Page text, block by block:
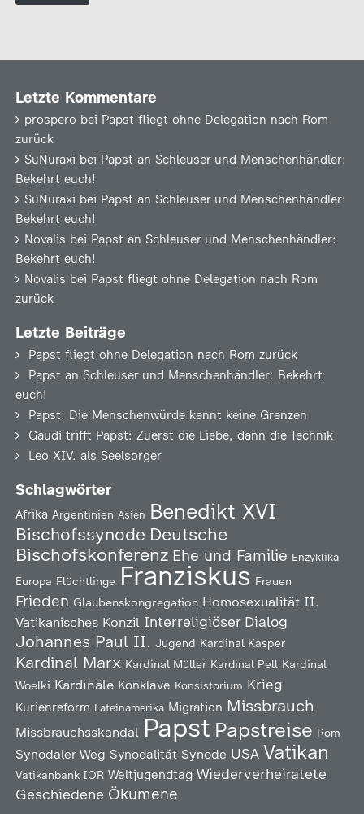
Letzte Kommentare
prospero bei Papst fliegt ohne Delegation nach Rom
zurück
SuNuraxi bei Papst an Schleuser und Menschenhändler:
Bekehrt euch!
SuNuraxi bei Papst an Schleuser und Menschenhändler:
Bekehrt euch!
Novalis bei Papst an Schleuser und Menschenhändler:
Bekehrt euch!
Novalis bei Papst fliegt ohne Delegation nach Rom
zurück
Letzte Beiträge
Papst fliegt ohne Delegation nach Rom zurück
Papst an Schleuser und Menschenhändler: Bekehrt
euch!
Papst: Die Menschenwürde kennt keine Grenzen
Gaudí trifft Papst: Zuerst die Liebe, dann die Technik
Leo XIV. als Seelsorger
Schlagwörter
Afrika Argentinien Asien Benedikt XVI
Bischofssynode Deutsche
Bischofskonferenz Ehe und Familie Enzyklika
Europa Flüchtlinge Franziskus Frauen
Frieden Glaubenskongregation Homosexualität II.
Vatikanisches Konzil Interreligiöser Dialog
Johannes Paul II. Jugend Kardinal Kasper
Kardinal Marx Kardinal Müller Kardinal Pell Kardinal
Woelki Kardinäle Konklave Konsistorium Krieg
Kurienreform Lateinamerika Migration Missbrauch
Missbrauchsskandal Papst Papstreise Rom
Synodaler Weg Synodalität Synode USA Vatikan
Vatikanbank IOR Weltjugendtag Wiederverheiratete
Geschiedene Ökumene